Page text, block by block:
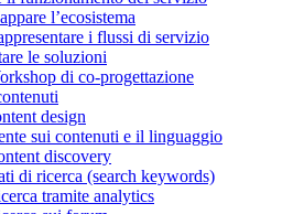
l’ecosistema
i flussi di servizio
le soluzioni
di co-progettazione
design
sui contenuti e il linguaggio
discovery
di ricerca (search keywords)
tramite analytics